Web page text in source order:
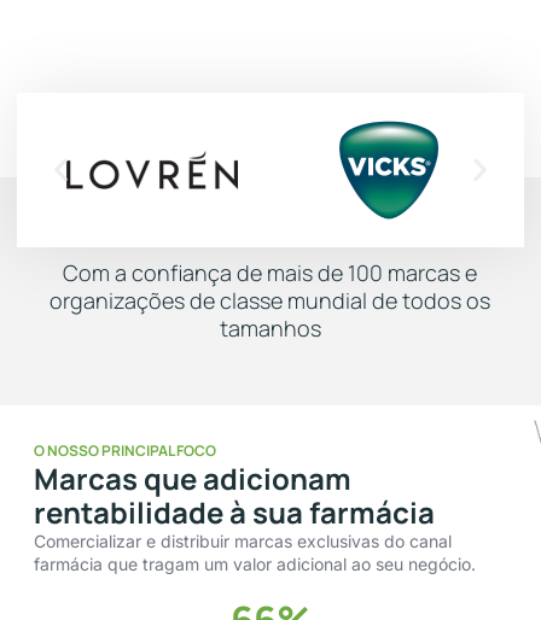
Com a confiança de mais de 100 marcas e
organizações de classe mundial de todos os
tamanhos
O NOSSO PRINCIPAL FOCO
Marcas que adicionam
rentabilidade à sua farmácia
Comercializar e distribuir marcas exclusivas do canal
farmácia que tragam um valor adicional ao seu negócio.